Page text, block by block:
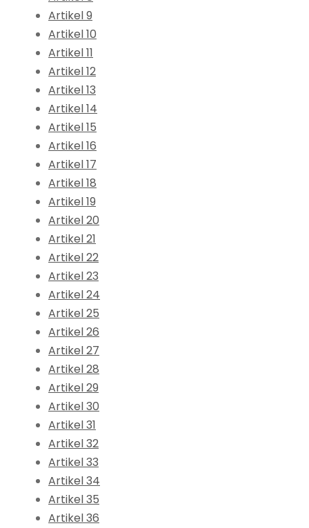
Artikel 9
Artikel 10
Artikel 11
Artikel 12
Artikel 13
Artikel 14
Artikel 15
Artikel 16
Artikel 17
Artikel 18
Artikel 19
Artikel 20
Artikel 21
Artikel 22
Artikel 23
Artikel 24
Artikel 25
Artikel 26
Artikel 27
Artikel 28
Artikel 29
Artikel 30
Artikel 31
Artikel 32
Artikel 33
Artikel 34
Artikel 35
Artikel 36